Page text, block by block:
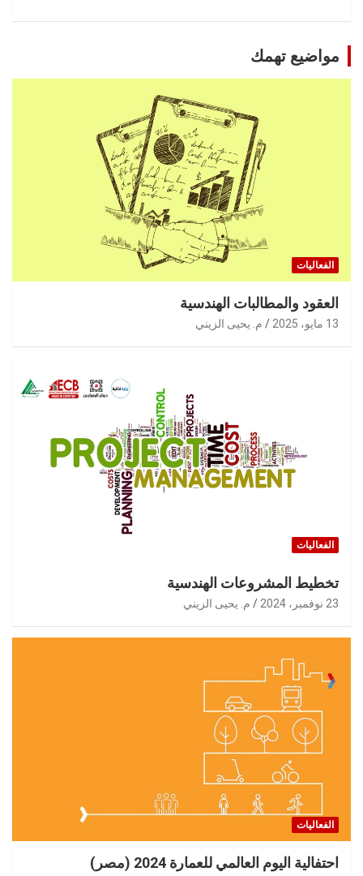
مواضيع تهمك
الفعاليات
العقود والمطالبات الهندسية
13 مايو، 2025 م. يحيى الزيني
الفعاليات
تخطيط المشروعات الهندسية
23 نوفمبر، 2024 م. يحيى الزيني
الفعاليات
احتفالية اليوم العالمي للعمارة 2024 (مصر)